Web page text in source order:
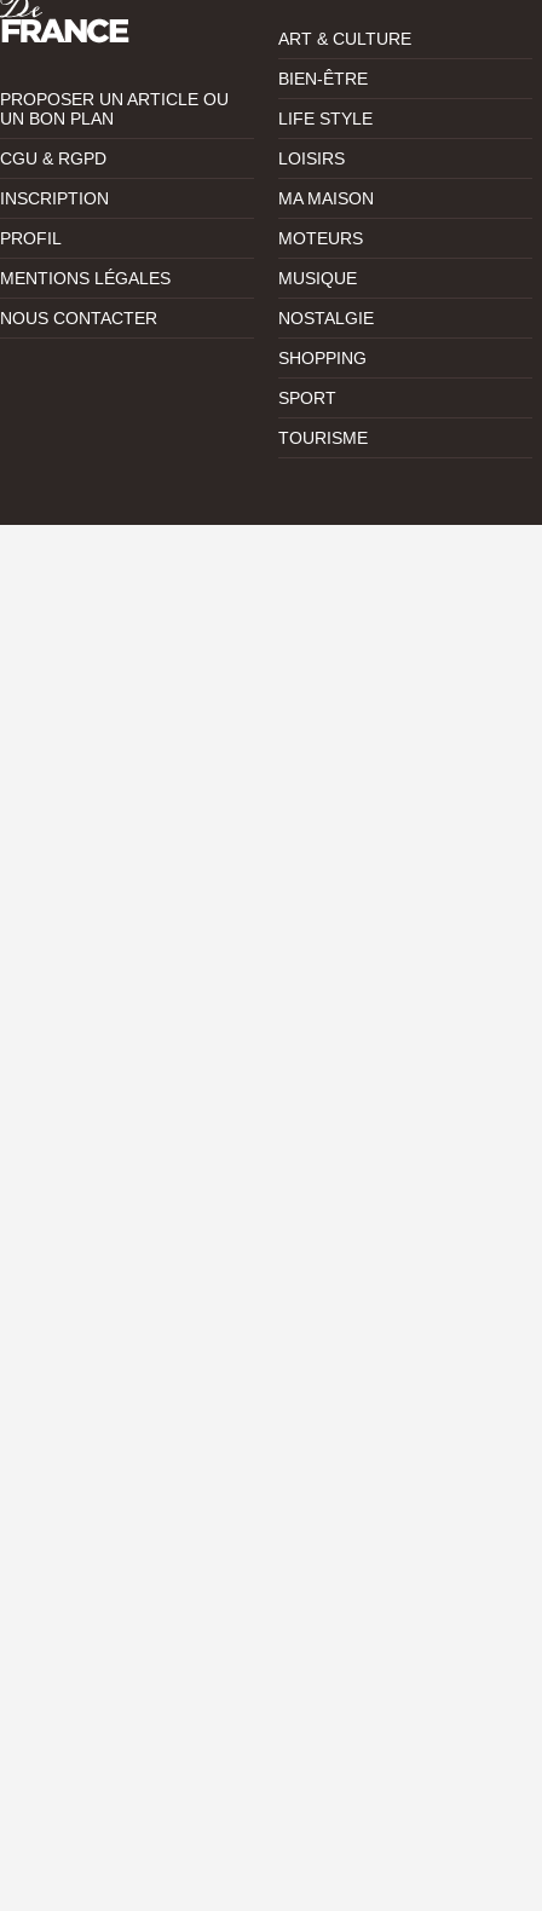
PROPOSER UN ARTICLE OU
UN BON PLAN
CGU & RGPD
INSCRIPTION
PROFIL
MENTIONS LÉGALES
NOUS CONTACTER
ART & CULTURE
BIEN-ÊTRE
LIFE STYLE
LOISIRS
MA MAISON
MOTEURS
MUSIQUE
NOSTALGIE
SHOPPING
SPORT
TOURISME